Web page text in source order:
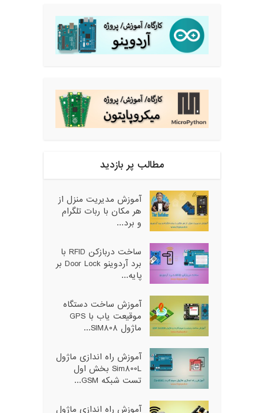
مطالب پر بازدید
آموزش مدیریت منزل از
هر مکان با ربات تلگرام
و برد...
ساخت دربازکن RFID با
برد آردوینو Door Lock بر
پایه...
آموزش ساخت دستگاه
موقیعت یاب با GPS
ماژول SIM808...
آموزش راه اندازی ماژول
Sim800L بخش اول
تست شبکه GSM...
آموزش راه اندازی ماژول